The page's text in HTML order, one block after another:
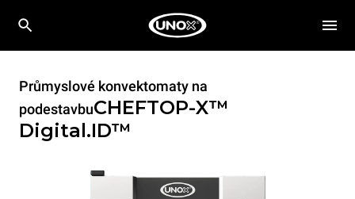
Průmyslové konvektomaty na
podestavbuCHEFTOP-X™
Digital.ID™